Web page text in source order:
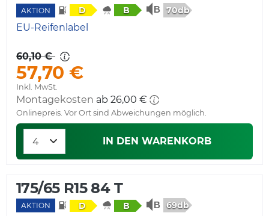
AKTION D B 70db
EU-Reifenlabel
60,10 €
57,70 €
Inkl. MwSt.
Montagekosten ab 26,00 €
Onlinepreis. Vor Ort sind Abweichungen möglich.
IN DEN WARENKORB
175/65 R15 84 T
AKTION D B 69db